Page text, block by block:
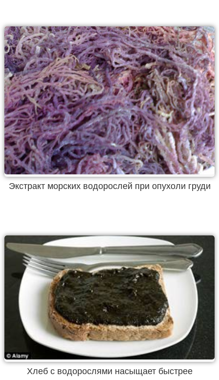
Экстракт морских водорослей при опухоли груди
Хлеб с водорослями насыщает быстрее